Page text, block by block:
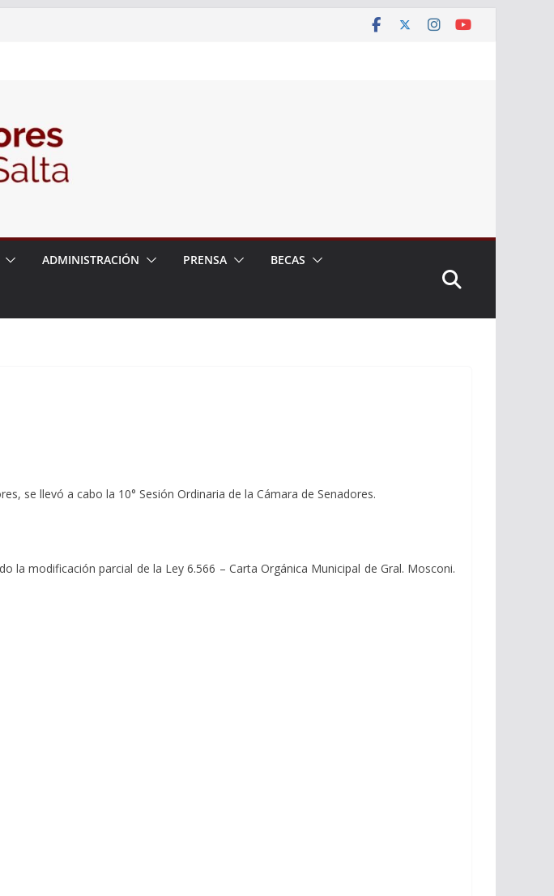
ADMINISTRACIÓN PRENSA BECAS
se llevó a cabo la 10° Sesión Ordinaria de la Cámara de Senadores.
la modificación parcial de la Ley 6.566 – Carta Orgánica Municipal de Gral. Mosconi.